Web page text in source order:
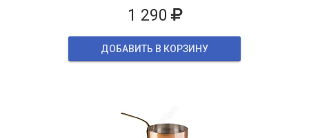
1 290
ДОБАВИТЬ В КОРЗИНУ